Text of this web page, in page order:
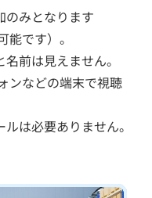
のみとなります
能です）。
前は見えません。
ンなどの端末で視聴
は必要ありません。